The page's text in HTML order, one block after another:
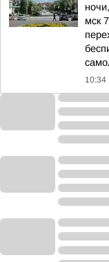
мск
10:34